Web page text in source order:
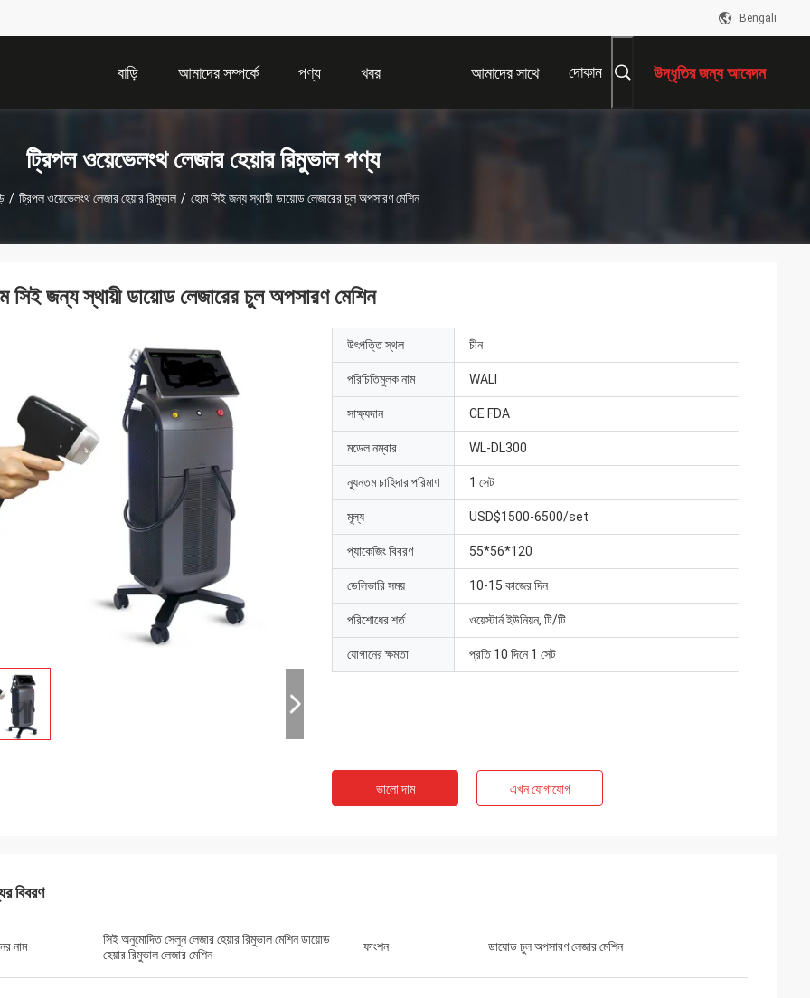
Bengali
বাড়ি আমাদের সম্পর্কে পণ্য খবর আমাদের সাথে দোকান উদ্ধৃতির জন্য আবেদন
ট্রিপল ওয়েভেলংথ লেজার হেয়ার রিমুভাল পণ্য
/ ট্রিপল ওয়েভেলংথ লেজার হেয়ার রিমুভাল / হোম সিই জন্য স্থায়ী ডায়োড লেজারের চুল অপসারণ মেশিন
সিই জন্য স্থায়ী ডায়োড লেজারের চুল অপসারণ মেশিন
উৎপত্তি স্থল চীন
পরিচিতিমুলক নাম WALI
সাক্ষ্যদান CE FDA
মডেল নম্বার WL-DL300
ন্যূনতম চাহিদার পরিমাণ 1 সেট
মূল্য USD$1500-6500/set
প্যাকেজিং বিবরণ 55*56*120
ডেলিভারি সময় 10-15 কাজের দিন
পরিশোধের শর্ত ওয়েস্টার্ন ইউনিয়ন, টি/টি
যোগানের ক্ষমতা প্রতি 10 দিনে 1 সেট
ভালো দাম এখন যোগাযোগ
বিবরণ
নাম
সিই অনুমোদিত সেলুন লেজার হেয়ার রিমুভাল মেশিন ডায়োড
হেয়ার রিমুভাল লেজার মেশিন
ফাংশন ডায়োড চুল অপসারণ লেজার মেশিন